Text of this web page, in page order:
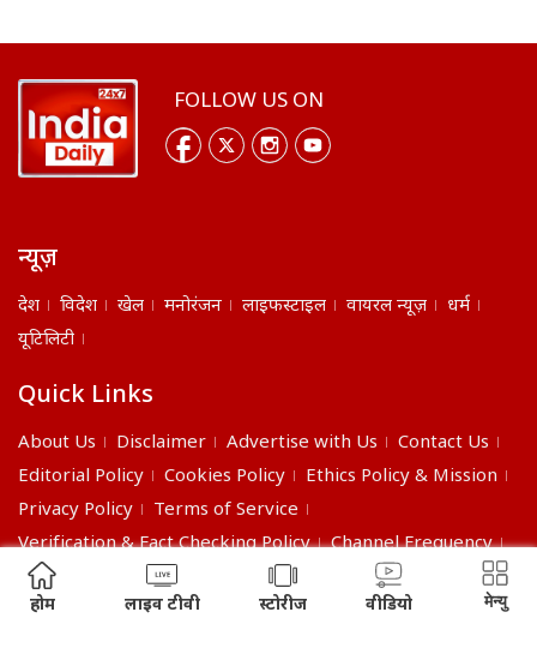
FOLLOW US ON
न्यूज़
देश विदेश खेल मनोरंजन लाइफस्टाइल वायरल न्यूज़
धर्म
यूटिलिटी
Quick Links
About Us Disclaimer Advertise with Us
Contact Us
Editorial Policy
Cookies Policy
Ethics Policy & Mission
Privacy Policy
Terms of Service
Verification & Fact Checking Policy
Channel Frequency
©2026 India Daily. All right reserved.
होम लाइव टीवी स्टोरीज वीडियो मेन्यु